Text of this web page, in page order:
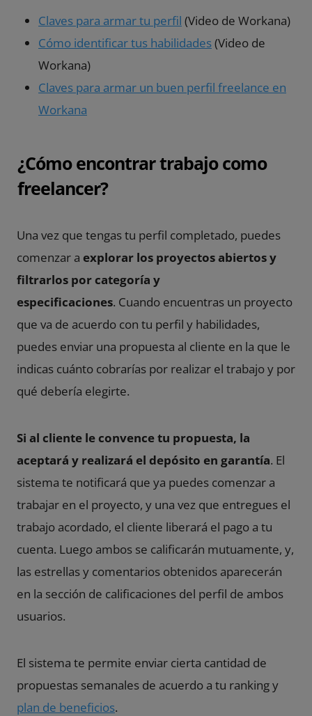
Claves para armar tu perfil (Video de Workana)
Cómo identificar tus habilidades(Video de
Workana)
Claves para armar un buen perfil freelance en
Workana
¿Cómo encontrar trabajo como
freelancer?
Una vez que tengas tu perfil completado, puedes
comenzar a explorar los proyectos abiertos y
filtrarlos por categoría y
especificaciones. Cuando encuentras un proyecto
que va de acuerdo con tu perfil y habilidades,
puedes enviar una propuesta al cliente en la que le
indicas cuánto cobrarías por realizar el trabajo y por
qué debería elegirte.
Si al cliente le convence tu propuesta, la
aceptará y realizará el depósito en garantía. El
sistema te notificará que ya puedes comenzar a
trabajar en el proyecto, y una vez que entregues el
trabajo acordado, el cliente liberará el pago a tu
cuenta. Luego ambos se calificarán mutuamente, y,
las estrellas y comentarios obtenidos aparecerán
en la sección de calificaciones del perfil de ambos
usuarios.
El sistema te permite enviar cierta cantidad de
propuestas semanales de acuerdo a tu ranking y
plan de beneficios.